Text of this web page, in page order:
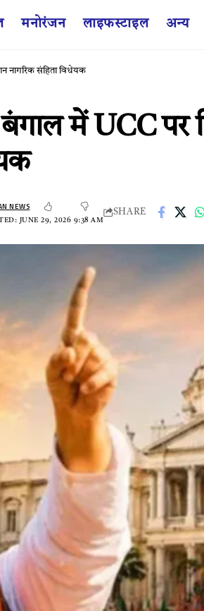
मनोरंजन लाइफस्टाइल अन्य
नागरिक संहिता विधेयक
में UCC पर
JUNE 29, 2026 9:38 AM
NEWS
SHARE